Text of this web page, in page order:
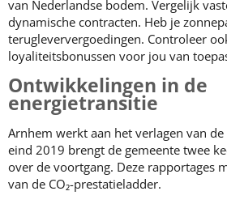
van Nederlandse bodem. Vergelijk
dynamische contracten. Heb je
terugleververgoedingen. Controleer
loyaliteitsbonussen voor jou van
Ontwikkelingen in de
energietransitie
Arnhem werkt aan het verlagen van de
eind 2019 brengt de gemeente twee
over de voortgang. Deze rapportages
van de CO₂-prestatieladder.